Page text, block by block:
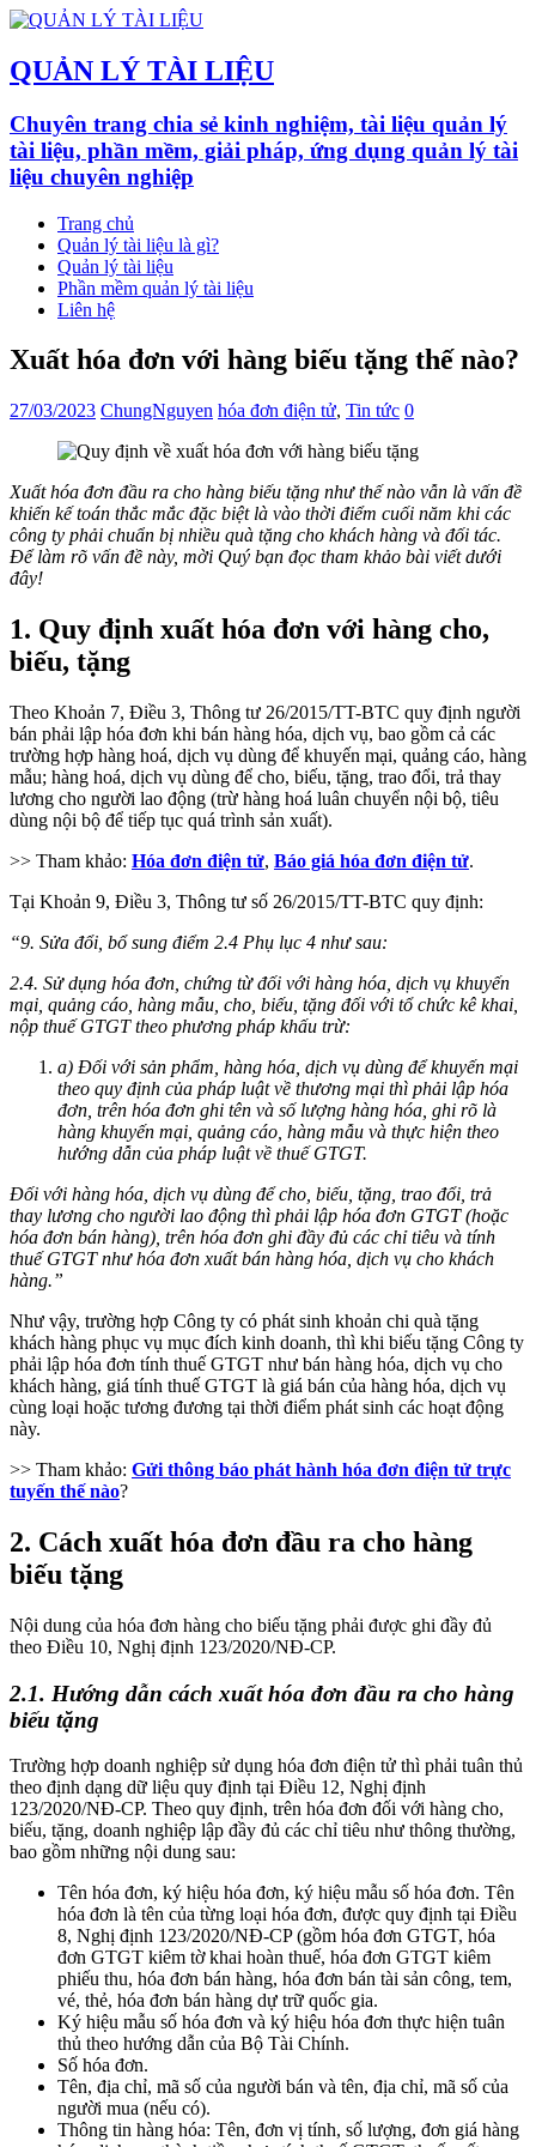
QUẢN LÝ TÀI LIỆU
Chuyên trang chia sẻ kinh nghiệm, tài liệu quản lý
tài liệu, phần mềm, giải pháp, ứng dụng quản lý tài
liệu chuyên nghiệp
Trang chủ
Quản lý tài liệu là gì?
Quản lý tài liệu
Phần mềm quản lý tài liệu
Liên hệ
Xuất hóa đơn với hàng biếu tặng thế nào?
27/03/2023 ChungNguyen hóa đơn điện tử, Tin tức 0
Xuất hóa đơn đầu ra cho hàng biếu tặng như thế nào vẫn là vấn đề
khiến kế toán thắc mắc đặc biệt là vào thời điểm cuối năm khi các
công ty phải chuẩn bị nhiều quà tặng cho khách hàng và đối tác.
Để làm rõ vấn đề này, mời Quý bạn đọc tham khảo bài viết dưới
đây!
1. Quy định xuất hóa đơn với hàng cho,
biếu, tặng
Theo Khoản 7, Điều 3, Thông tư 26/2015/TT-BTC quy định người
bán phải lập hóa đơn khi bán hàng hóa, dịch vụ, bao gồm cả các
trường hợp hàng hoá, dịch vụ dùng để khuyến mại, quảng cáo, hàng
mẫu; hàng hoá, dịch vụ dùng để cho, biếu, tặng, trao đổi, trả thay
lương cho người lao động (trừ hàng hoá luân chuyển nội bộ, tiêu
dùng nội bộ để tiếp tục quá trình sản xuất).
>> Tham khảo: Hóa đơn điện tử, Báo giá hóa đơn điện tử.
Tại Khoản 9, Điều 3, Thông tư số 26/2015/TT-BTC quy định:
“9. Sửa đổi, bổ sung điểm 2.4 Phụ lục 4 như sau:
2.4. Sử dụng hóa đơn, chứng từ đối với hàng hóa, dịch vụ khuyến
mại, quảng cáo, hàng mẫu, cho, biếu, tặng đối với tổ chức kê khai,
nộp thuế GTGT theo phương pháp khấu trừ:
a) Đối với sản phẩm, hàng hóa, dịch vụ dùng để khuyến mại
theo quy định của pháp luật về thương mại thì phải lập hóa
đơn, trên hóa đơn ghi tên và số lượng hàng hóa, ghi rõ là
hàng khuyến mại, quảng cáo, hàng mẫu và thực hiện theo
hướng dẫn của pháp luật về thuế GTGT.
Đối với hàng hóa, dịch vụ dùng để cho, biếu, tặng, trao đổi, trả
thay lương cho người lao động thì phải lập hóa đơn GTGT (hoặc
hóa đơn bán hàng), trên hóa đơn ghi đầy đủ các chỉ tiêu và tính
thuế GTGT như hóa đơn xuất bán hàng hóa, dịch vụ cho khách
hàng.”
Như vậy, trường hợp Công ty có phát sinh khoản chi quà tặng
khách hàng phục vụ mục đích kinh doanh, thì khi biếu tặng Công ty
phải lập hóa đơn tính thuế GTGT như bán hàng hóa, dịch vụ cho
khách hàng, giá tính thuế GTGT là giá bán của hàng hóa, dịch vụ
cùng loại hoặc tương đương tại thời điểm phát sinh các hoạt động
này.
>> Tham khảo: Gửi thông báo phát hành hóa đơn điện tử trực
tuyến thế nào?
2. Cách xuất hóa đơn đầu ra cho hàng
biếu tặng
Nội dung của hóa đơn hàng cho biếu tặng phải được ghi đầy đủ
theo Điều 10, Nghị định 123/2020/NĐ-CP.
2.1. Hướng dẫn cách xuất hóa đơn đầu ra cho hàng
biếu tặng
Trường hợp doanh nghiệp sử dụng hóa đơn điện tử thì phải tuân thủ
theo định dạng dữ liệu quy định tại Điều 12, Nghị định
123/2020/NĐ-CP. Theo quy định, trên hóa đơn đối với hàng cho,
biếu, tặng, doanh nghiệp lập đầy đủ các chỉ tiêu như thông thường,
bao gồm những nội dung sau:
Tên hóa đơn, ký hiệu hóa đơn, ký hiệu mẫu số hóa đơn. Tên
hóa đơn là tên của từng loại hóa đơn, được quy định tại Điều
8, Nghị định 123/2020/NĐ-CP (gồm hóa đơn GTGT, hóa
đơn GTGT kiêm tờ khai hoàn thuế, hóa đơn GTGT kiêm
phiếu thu, hóa đơn bán hàng, hóa đơn bán tài sản công, tem,
vé, thẻ, hóa đơn bán hàng dự trữ quốc gia.
Ký hiệu mẫu số hóa đơn và ký hiệu hóa đơn thực hiện tuân
thủ theo hướng dẫn của Bộ Tài Chính.
Số hóa đơn.
Tên, địa chỉ, mã số của người bán và tên, địa chỉ, mã số của
người mua (nếu có).
Thông tin hàng hóa: Tên, đơn vị tính, số lượng, đơn giá hàng